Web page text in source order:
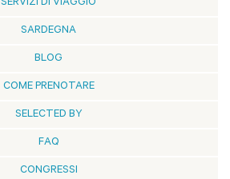
SERVIZI DI VIAGGIO
SARDEGNA
BLOG
COME PRENOTARE
SELECTED BY
FAQ
CONGRESSI